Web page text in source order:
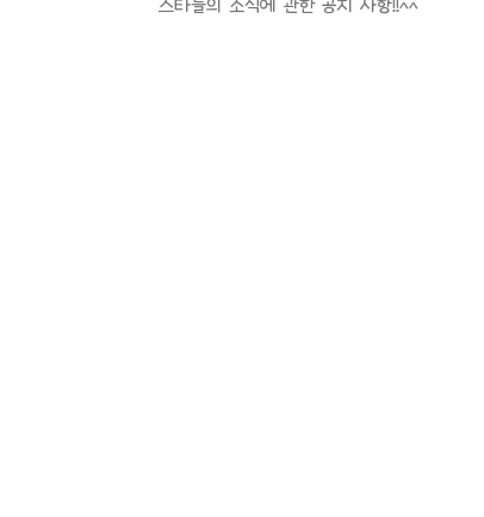
스타들의 소식에 관한 공지 사항!!^^